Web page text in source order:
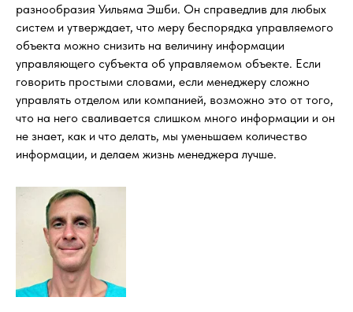
разнообразия Уильяма Эшби. Он справедлив для любых
систем и утверждает, что меру беспорядка управляемого
объекта можно снизить на величину информации
управляющего субъекта об управляемом объекте. Если
говорить простыми словами, если менеджеру сложно
управлять отделом или компанией, возможно это от того,
что на него сваливается слишком много информации и он
не знает, как и что делать, мы уменьшаем количество
информации, и делаем жизнь менеджера лучше.